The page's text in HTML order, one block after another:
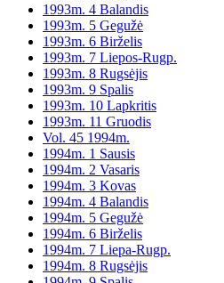
1993m. 4 Balandis
1993m. 5 Gegužė
1993m. 6 Birželis
1993m. 7 Liepos-Rugp.
1993m. 8 Rugsėjis
1993m. 9 Spalis
1993m. 10 Lapkritis
1993m. 11 Gruodis
Vol. 45 1994m.
1994m. 1 Sausis
1994m. 2 Vasaris
1994m. 3 Kovas
1994m. 4 Balandis
1994m. 5 Gegužė
1994m. 6 Birželis
1994m. 7 Liepa-Rugp.
1994m. 8 Rugsėjis